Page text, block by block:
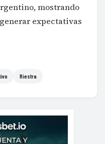
mostrando
expectativas
Riestra